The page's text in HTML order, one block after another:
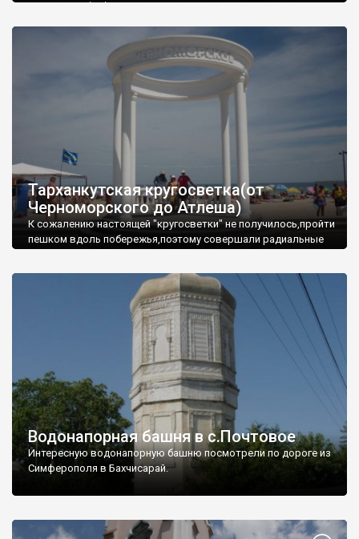
запрошую відвідати це
Тарханкутская кругосветка(от
Черноморского до Атлеша)
К сожалению настоящей "кругосветки" не получилось,пройти
пешком вдоль побережья,поэтому совершали радиальные
Водонапорная башня в с.Почтовое
Интересную водонапорную башню посмотрели по дороге из
Симферополя в Бахчисарай.